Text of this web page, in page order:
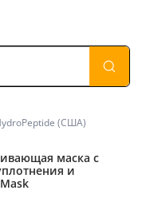
(США)
маска с
и